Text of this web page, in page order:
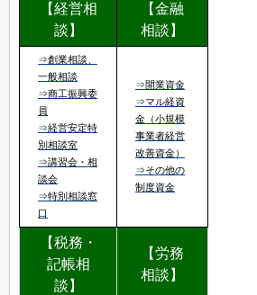
【経営相
談】
【金融
相談】
⇒創業相談、
一般相談
⇒商工振興委
員
⇒経営安定特
別相談室
⇒講習会・相
談会
⇒特別相談窓
口
⇒開業資金
⇒マル経資
金（小規模
事業者経営
改善資金）
⇒その他の
制度資金
【税務・
記帳相
談】
【労務
相談】